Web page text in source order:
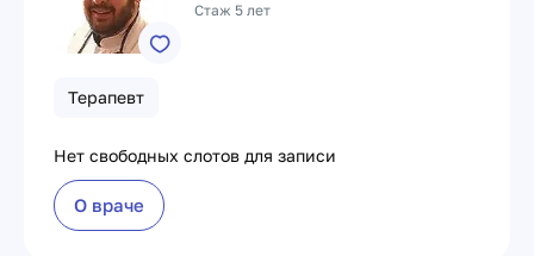
Стаж 5 лет
Терапевт
Нет свободных слотов для записи
О враче